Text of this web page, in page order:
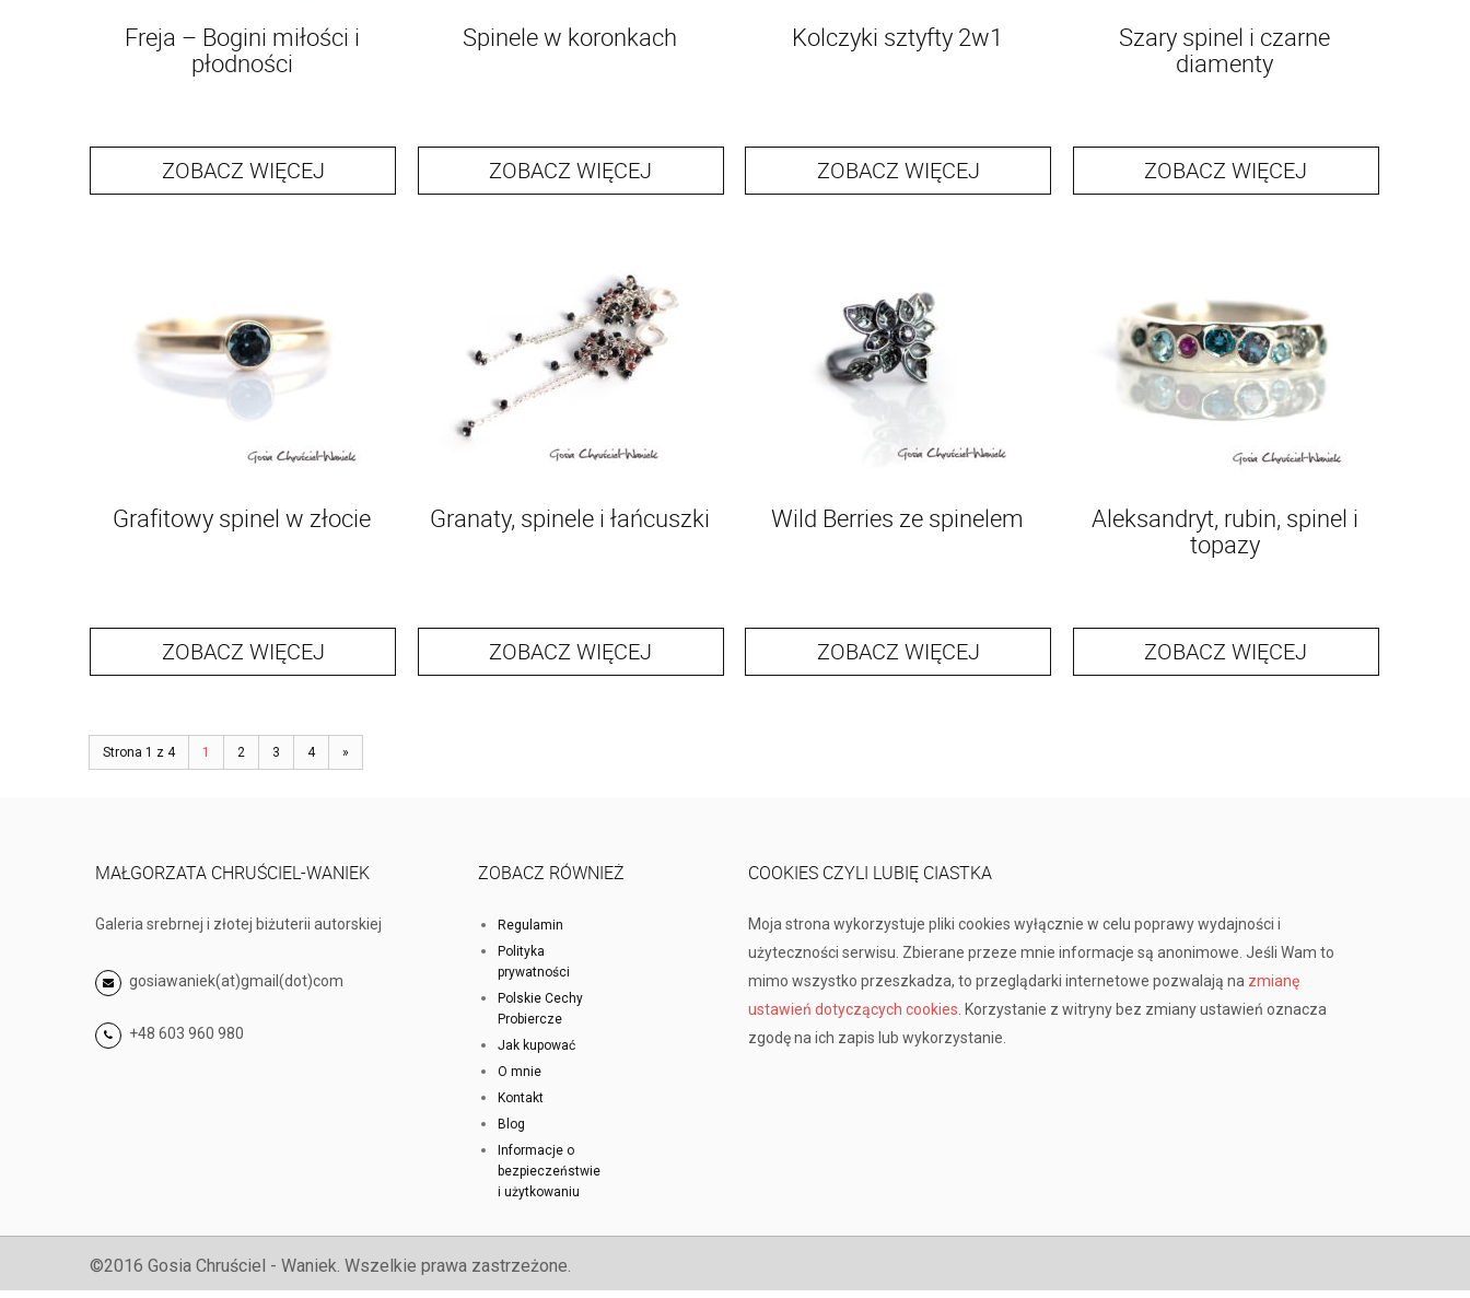
Freja – Bogini miłości i
płodności
ZOBACZ WIĘCEJ
Spinele w koronkach
ZOBACZ WIĘCEJ
Kolczyki sztyfty 2w1
ZOBACZ WIĘCEJ
Szary spinel i czarne
diamenty
ZOBACZ WIĘCEJ
Grafitowy spinel w złocie
ZOBACZ WIĘCEJ
Granaty, spinele i łańcuszki
ZOBACZ WIĘCEJ
Wild Berries ze spinelem
ZOBACZ WIĘCEJ
Aleksandryt, rubin, spinel i
topazy
ZOBACZ WIĘCEJ
Strona 1 z 4 1 2 3 4 »
MAŁGORZATA CHRUŚCIEL-WANIEK
Galeria srebrnej i złotej biżuterii autorskiej
gosiawaniek(at)gmail(dot)com
+48 603 960 980
ZOBACZ RÓWNIEŻ
Regulamin
Polityka
prywatności
Polskie Cechy
Probiercze
Jak kupować
O mnie
Kontakt
Blog
Informacje o
bezpieczeństwie
i użytkowaniu
COOKIES CZYLI LUBIĘ CIASTKA
Moja strona wykorzystuje pliki cookies wyłącznie w celu poprawy wydajności i
użyteczności serwisu. Zbierane przeze mnie informacje są anonimowe. Jeśli Wam to
mimo wszystko przeszkadza, to przeglądarki internetowe pozwalają na zmianę
ustawień dotyczących cookies . Korzystanie z witryny bez zmiany ustawień oznacza
zgodę na ich zapis lub wykorzystanie.
©2016 Gosia Chruściel - Waniek. Wszelkie prawa zastrzeżone.